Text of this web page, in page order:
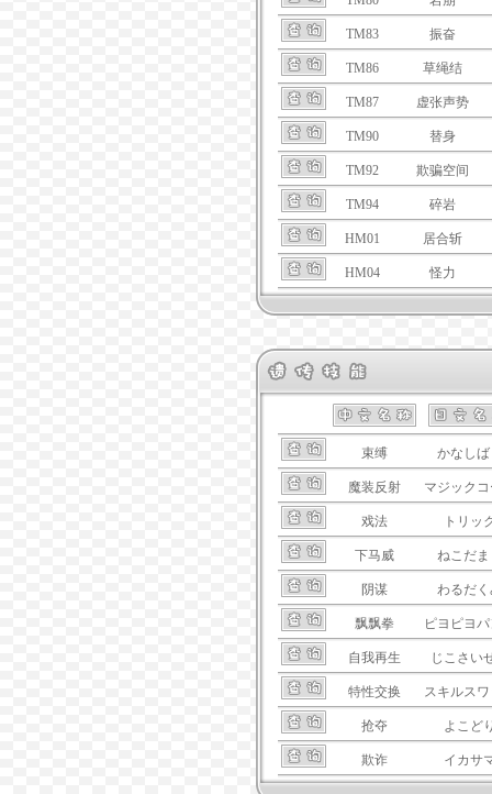
TM83 振奋
TM86 草绳结
TM87 虚张声势
TM90 替身
TM92 欺骗空间
TM94 碎岩
HM01 居合斩
HM04 怪力
束缚 かなし
魔装反射 マジック
戏法 トリッ
下马威 ねこだ
阴谋 わるだ
飘飘拳 ピヨピヨ
自我再生 じこさい
特性交换 スキルス
抢夺 よこど
欺诈 イカサ